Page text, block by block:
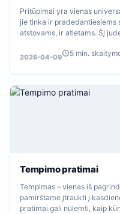
Pritūpimai yra vienas
jie tinka ir pradedantiesiems
atstovams, ir atletams. Šį
2026-04-09 5 min.
Tempimo pratimai
Tempimas – vienas iš
pamirštame įtraukti į
pratimai gali nulemti, kaip